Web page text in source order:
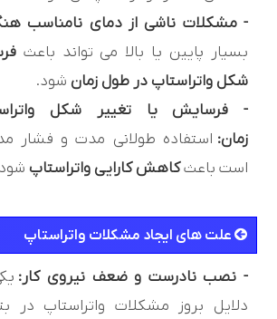
- مشکلات ناشی از دمای نامناسب
بسیار پایین یا بالا می تواند باعث
شکل واتراستاپ در طول زمان شود.
- فرسایش یا تغییر شکل
زمان: استفاده طولانی مدت و فشار
است باعثکاهش کارایی واتراستاپ
علت های ایجاد مشکلات واتراستاپ
- نصب نادرست و ضعف نیروی کار:
دلایل بروز مشکلات واتراستاپ در